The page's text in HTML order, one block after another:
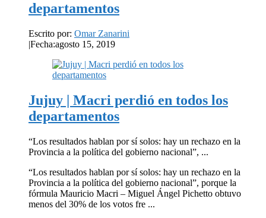
departamentos
Escrito por: Omar Zanarini
|Fecha:agosto 15, 2019
Jujuy | Macri perdió en todos los
departamentos
“Los resultados hablan por sí solos: hay un rechazo en la
Provincia a la política del gobierno nacional”, ...
“Los resultados hablan por sí solos: hay un rechazo en la
Provincia a la política del gobierno nacional”, porque la
fórmula Mauricio Macri – Miguel Ángel Pichetto obtuvo
menos del 30% de los votos fre ...